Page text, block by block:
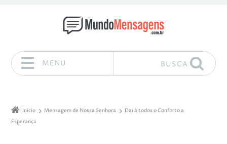
MENU BUSCA
Início Mensagem de Nossa Senhora
Dai à todos o Conforto a
Esperança